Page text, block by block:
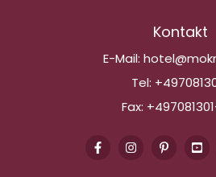
Kontakt
E-Mail:
Tel:
Fax: